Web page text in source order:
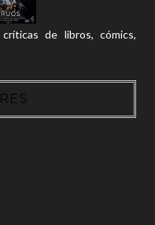
de libros, cómics,